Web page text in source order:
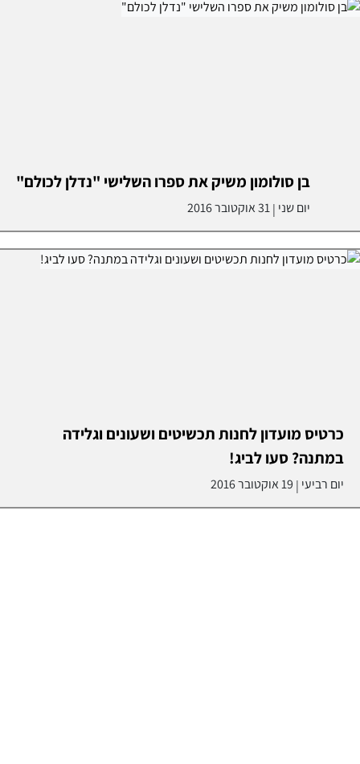
בן סולומון משיק את ספרו השלישי "נדלן לכולם"
יום שני |31 אוקטובר 2016
כרטיס מועדון לחנות תכשיטים ושעונים וגלידה
במתנה? סעו לביג!
יום רביעי | 19 אוקטובר 2016